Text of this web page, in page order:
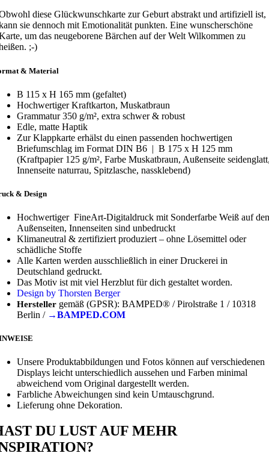
diese Glückwunschkarte zur Geburt abstrakt und artifiziell ist,
sie dennoch mit Emotionalität punkten. Eine wunscherschöne
um das neugeborene Bärchen auf der Welt Wilkommen zu
;-)
& Material
B 115 x H 165 mm (gefaltet)
Hochwertiger Kraftkarton, Muskatbraun
Grammatur 350 g/m², extra schwer & robust
Edle, matte Haptik
Zur Klappkarte erhälst du einen passenden hochwertigen
Briefumschlag im Format DIN B6 | B 175 x H 125 mm
(Kraftpapier 125 g/m², Farbe Muskatbraun, Außenseite
Innenseite naturrau, Spitzlasche, nassklebend)
& Design
Hochwertiger FineArt-Digitaldruck mit Sonderfarbe Weiß auf den
Außenseiten, Innenseiten sind unbedruckt
Klimaneutral & zertifiziert produziert – ohne Lösemittel oder
schädliche Stoffe
Alle Karten werden ausschließlich in einer Druckerei in
Deutschland gedruckt.
Das Motiv ist mit viel Herzblut für dich gestaltet worden.
Design by Thorsten Berger
Hersteller gemäß (GPSR): BAMPED® / Pirolstraße 1 / 10318
Berlin / →BAMPED.COM
Unsere Produktabbildungen und Fotos können auf verschiedenen
Displays leicht unterschiedlich aussehen und Farben minimal
abweichend vom Original dargestellt werden.
Farbliche Abweichungen sind kein Umtauschgrund.
Lieferung ohne Dekoration.
DU LUST AUF MEHR